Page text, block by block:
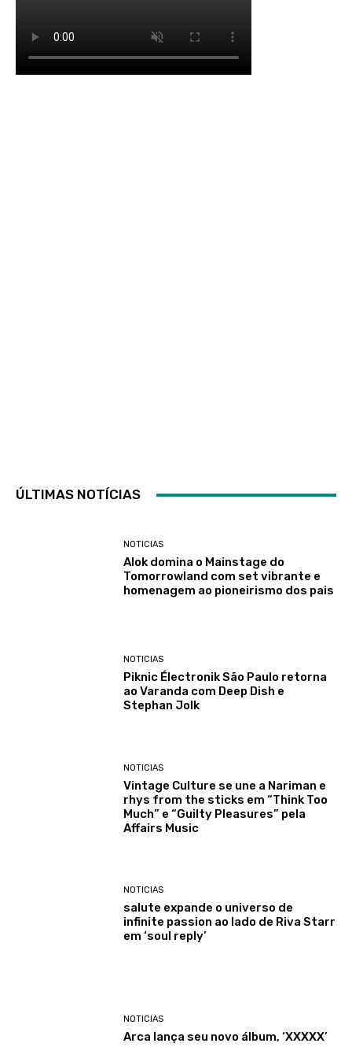
ÚLTIMAS NOTÍCIAS
NOTICIAS
Alok domina o Mainstage do
Tomorrowland com set vibrante e
homenagem ao pioneirismo dos pais
NOTICIAS
Piknic Électronik São Paulo retorna
ao Varanda com Deep Dish e
Stephan Jolk
NOTICIAS
Vintage Culture se une a Nariman e
rhys from the sticks em “Think Too
Much” e “Guilty Pleasures” pela
Affairs Music
NOTICIAS
salute expande o universo de
infinite passion ao lado de Riva Starr
em ‘soul reply’
NOTICIAS
Arca lança seu novo álbum, ‘XXXXX’